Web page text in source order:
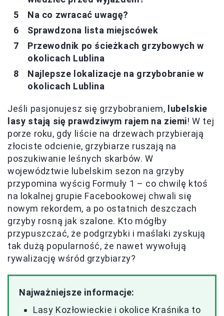
Na co zwracać uwagę?
Sprawdzona lista miejscówek
Przewodnik po ścieżkach grzybowych w
okolicach Lublina
Najlepsze lokalizacje na grzybobranie w
okolicach Lublina
Jeśli pasjonujesz się grzybobraniem, lubelskie
lasy stają się prawdziwym rajem na ziemi! W tej
porze roku, gdy liście na drzewach przybierają
złociste odcienie, grzybiarze ruszają na
poszukiwanie leśnych skarbów. W
województwie lubelskim sezon na grzyby
przypomina wyścig Formuły 1 – co chwilę ktoś
na lokalnej grupie Facebookowej chwali się
nowym rekordem, a po ostatnich deszczach
grzyby rosną jak szalone. Kto mógłby
przypuszczać, że podgrzybki i maślaki zyskują
tak dużą popularność, że nawet wywołują
rywalizację wśród grzybiarzy?
Najważniejsze informacje:
Lasy Kozłowieckie i okolice Kraśnika to